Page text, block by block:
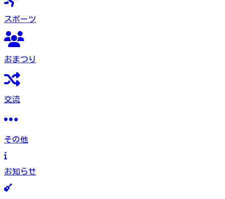
スポーツ
おまつり
交流
その他
お知らせ